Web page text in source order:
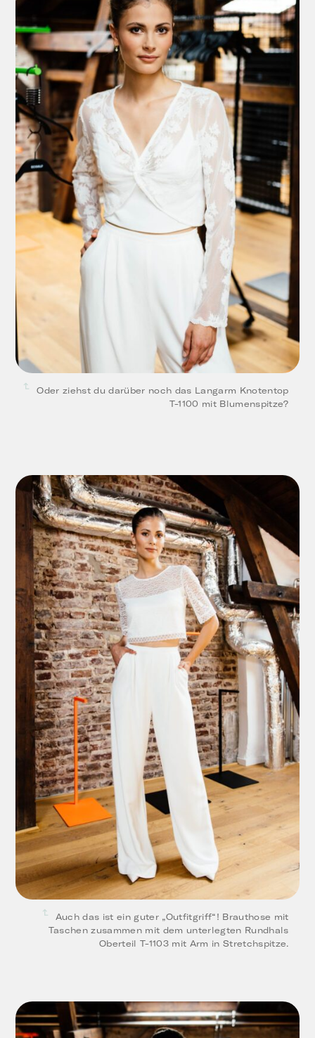
Oder ziehst du darüber noch das Langarm Knotentop
T-1100 mit Blumenspitze?
Auch das ist ein guter „Outfitgriff“! Brauthose mit
Taschen zusammen mit dem unterlegten Rundhals
Oberteil T-1103 mit Arm in Stretchspitze.